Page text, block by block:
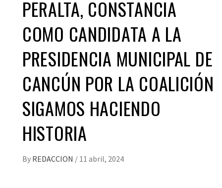
PERALTA, CONSTANCIA
COMO CANDIDATA A LA
PRESIDENCIA MUNICIPAL DE
CANCÚN POR LA COALICIÓN
SIGAMOS HACIENDO
HISTORIA
By REDACCION / 11 abril, 2024